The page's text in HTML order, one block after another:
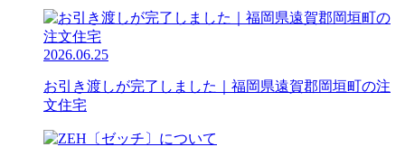
2026.06.25
お引き渡しが完了しました｜福岡県遠賀郡岡垣町の注
文住宅